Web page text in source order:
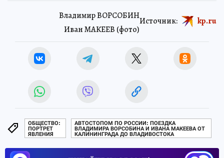
Владимир ВОРСОБИН
Иван МАКЕЕВ (фото)
Источник: kp.ru
ОБЩЕСТВО:
ПОРТРЕТ
ЯВЛЕНИЯ
АВТОСТОПОМ ПО РОССИИ: ПОЕЗДКА
ВЛАДИМИРА ВОРСОБИНА И ИВАНА МАКЕЕВА ОТ
КАЛИНИНГРАДА ДО ВЛАДИВОСТОКА